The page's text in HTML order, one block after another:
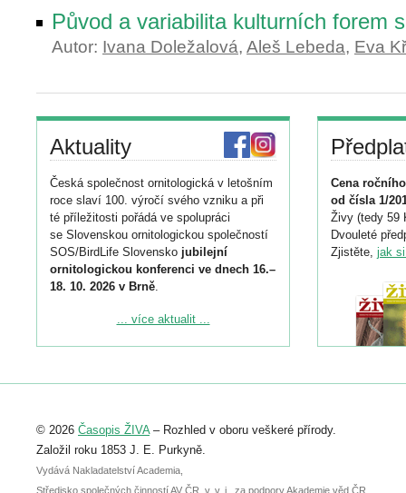
Původ a variabilita kulturních forem
Autor: Ivana Doležalová, Aleš Lebeda, Eva
Aktuality
Česká společnost ornitologická v letošním
roce slaví 100. výročí svého vzniku a při
té příležitosti pořádá ve spolupráci
se Slovenskou ornitologickou společností
SOS/BirdLife Slovensko jubilejní
ornitologickou konferenci ve dnech 16.–
18. 10. 2026 v Brně.
Podrobnější informace ke konferenci
Registrovat se můžete do 6. září.
abstraktu přihlášené přednášky nebo
posteru je už 30. června.
... více aktualit ...
Cena
od čísla 1/
Živy (tedy 59
Dvouleté
Zjistěte, jak
© 2026 Časopis ŽIVA– Rozhled v oboru veškeré přírody.
Založil roku 1853 J. E. Purkyně.
Vydává Nakladatelství Academia,
Středisko společných činností AV ČR, v. v. i., za podpory Akademie věd ČR.